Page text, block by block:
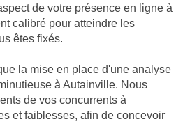
de votre présence en ligne à
calibré pour atteindre les
êtes fixés.
la mise en place d'une analyse
à Autainville. Nous
de vos concurrents à
et faiblesses, afin de concevoir